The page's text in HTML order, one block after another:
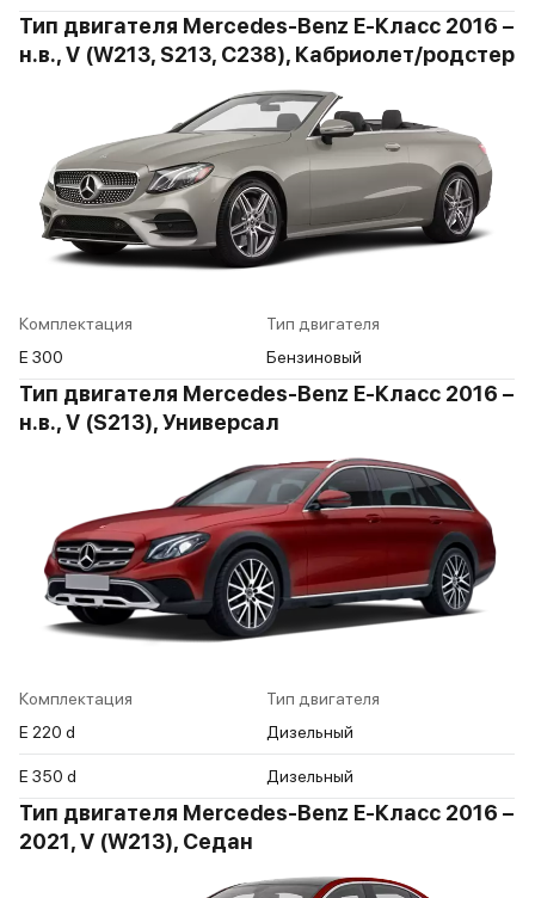
Тип двигателя Mercedes-Benz E-Класс 2016 –
н.в., V (W213, S213, C238), Кабриолет/родстер
Комплектация
Тип двигателя
E 300
Бензиновый
Тип двигателя Mercedes-Benz E-Класс 2016 –
н.в., V (S213), Универсал
Комплектация
Тип двигателя
E 220 d
Дизельный
E 350 d Дизельный
Тип двигателя Mercedes-Benz E-Класс 2016 –
2021, V (W213), Седан